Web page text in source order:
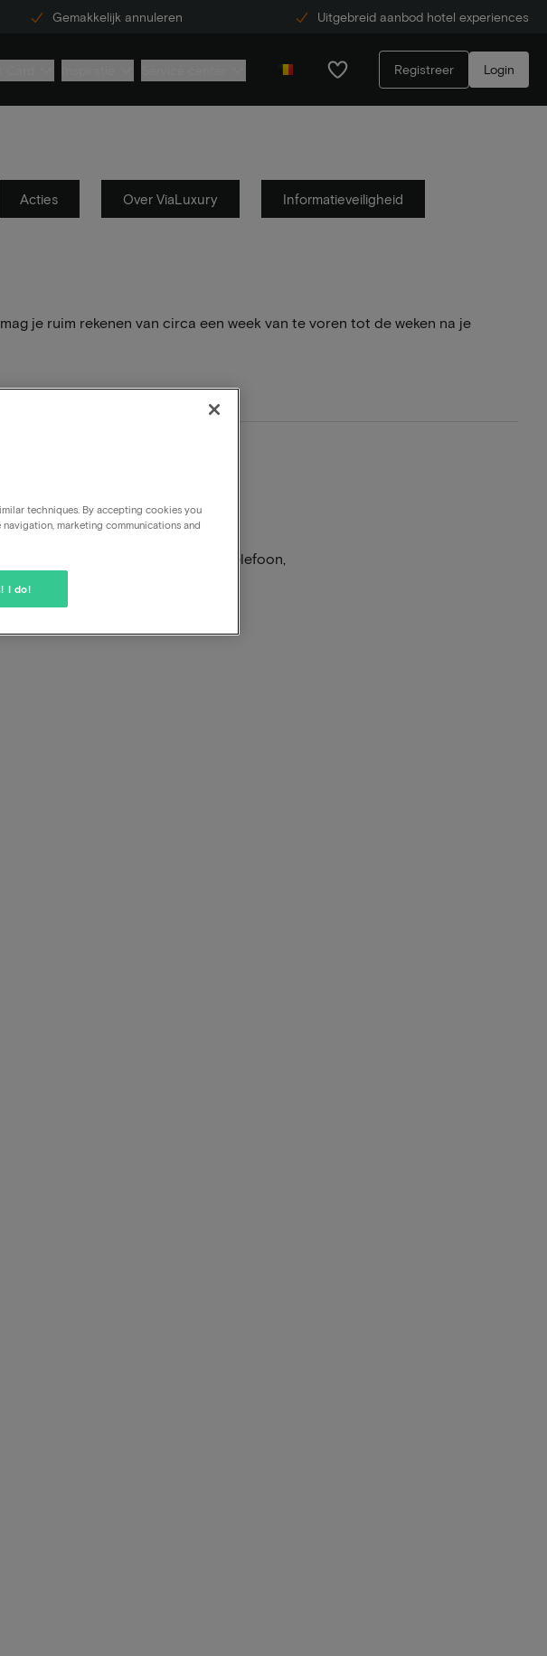
Gemakkelijk annuleren Uitgebreid aanbod hotel experiences
Registreer Login
Acties Over ViaLuxury Informatieveiligheid
je ruim rekenen van circa een week van te voren tot de weken na je
geven
dat horen we graag. Dat kan via telefoon,
techniques. By accepting cookies you
marketing communications and
I do!